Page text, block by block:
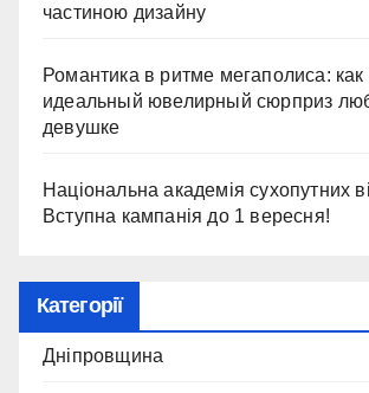
частиною дизайну
Романтика в ритме мегаполиса: как
идеальный ювелирный сюрприз
девушке
Національна академія сухопутних
Вступна кампанія до 1 вересня!
Категорії
Дніпровщина